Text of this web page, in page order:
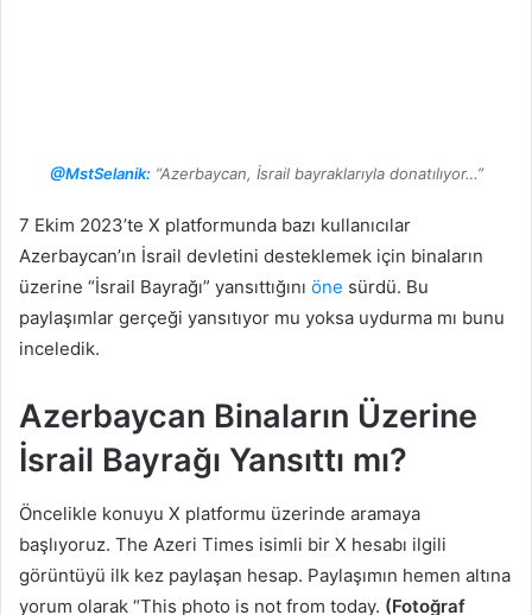
@MstSelanik:“Azerbaycan, İsrail bayraklarıyla donatılıyor…”
7 Ekim 2023’te X platformunda bazı kullanıcılar
Azerbaycan’ın İsrail devletini desteklemek için binaların
üzerine “İsrail Bayrağı” yansıttığını öne sürdü. Bu
paylaşımlar gerçeği yansıtıyor mu yoksa uydurma mı bunu
inceledik.
Azerbaycan Binaların Üzerine
İsrail Bayrağı Yansıttı mı?
Öncelikle konuyu X platformu üzerinde aramaya
başlıyoruz. The Azeri Times isimli bir X hesabı ilgili
görüntüyü ilk kez paylaşan hesap. Paylaşımın hemen altına
yorum olarak “This photo is not from today. (Fotoğraf